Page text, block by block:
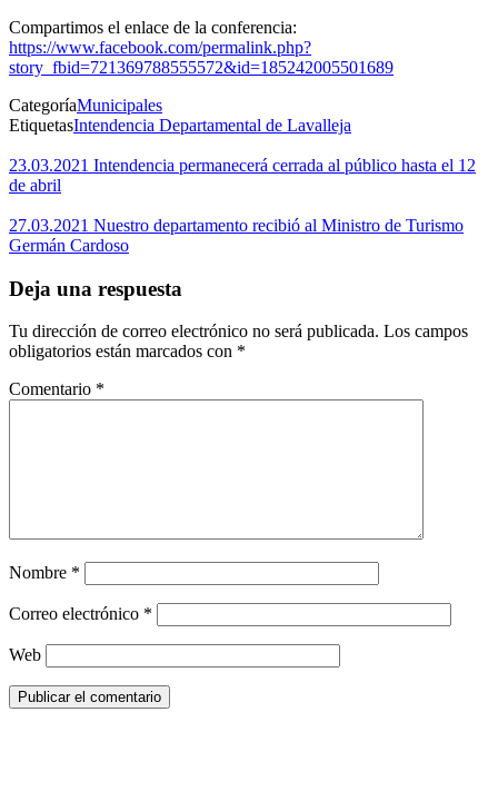
Compartimos el enlace de la conferencia:
https://www.facebook.com/permalink.php?
story_fbid=721369788555572&id=185242005501689
CategoríaMunicipales
EtiquetasIntendencia Departamental de Lavalleja
23.03.2021 Intendencia permanecerá cerrada al público hasta el 12
de abril
27.03.2021 Nuestro departamento recibió al Ministro de Turismo
Germán Cardoso
Deja una respuesta
Tu dirección de correo electrónico no será publicada. Los campos
obligatorios están marcados con *
Comentario *
Nombre *
Correo electrónico *
Web